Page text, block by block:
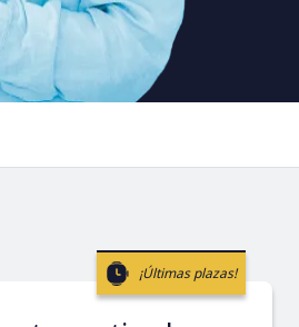
¡Últimas plazas!